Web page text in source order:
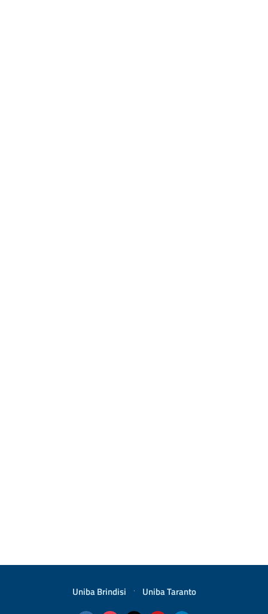
Uniba Brindisi · Uniba Taranto